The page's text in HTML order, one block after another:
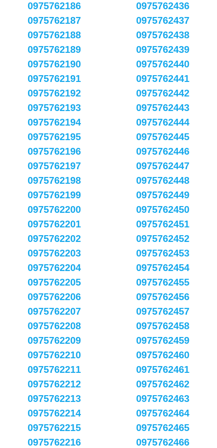
0975762186
0975762187
0975762188
0975762189
0975762190
0975762191
0975762192
0975762193
0975762194
0975762195
0975762196
0975762197
0975762198
0975762199
0975762200
0975762201
0975762202
0975762203
0975762204
0975762205
0975762206
0975762207
0975762208
0975762209
0975762210
0975762211
0975762212
0975762213
0975762214
0975762215
0975762216
0975762436
0975762437
0975762438
0975762439
0975762440
0975762441
0975762442
0975762443
0975762444
0975762445
0975762446
0975762447
0975762448
0975762449
0975762450
0975762451
0975762452
0975762453
0975762454
0975762455
0975762456
0975762457
0975762458
0975762459
0975762460
0975762461
0975762462
0975762463
0975762464
0975762465
0975762466